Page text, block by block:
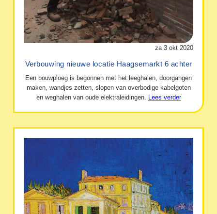
za 3 okt 2020
Verbouwing nieuwe locatie Haagsemarkt 6 achter
Een bouwploeg is begonnen met het leeghalen, doorgangen
maken, wandjes zetten, slopen van overbodige kabelgoten
en weghalen van oude elektraleidingen. Lees verder